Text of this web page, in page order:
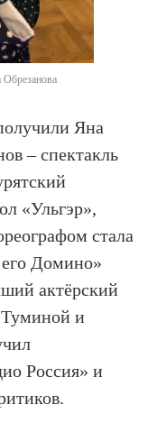
Обрезанова
Яна
– спектакль
«Ульгэр»,
стала
Домино»
актёрский
и
Россия» и